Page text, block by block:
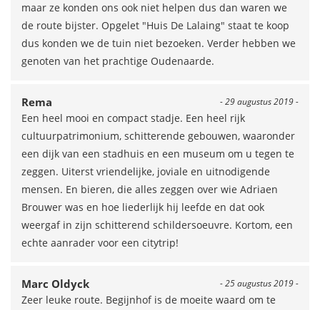
maar ze konden ons ook niet helpen dus dan waren we
de route bijster. Opgelet "Huis De Lalaing" staat te koop
dus konden we de tuin niet bezoeken. Verder hebben we
genoten van het prachtige Oudenaarde.
- 29 augustus 2019 -
Rema
Een heel mooi en compact stadje. Een heel rijk
cultuurpatrimonium, schitterende gebouwen, waaronder
een dijk van een stadhuis en een museum om u tegen te
zeggen. Uiterst vriendelijke, joviale en uitnodigende
mensen. En bieren, die alles zeggen over wie Adriaen
Brouwer was en hoe liederlijk hij leefde en dat ook
weergaf in zijn schitterend schildersoeuvre. Kortom, een
echte aanrader voor een citytrip!
- 25 augustus 2019 -
Marc Oldyck
Zeer leuke route. Begijnhof is de moeite waard om te